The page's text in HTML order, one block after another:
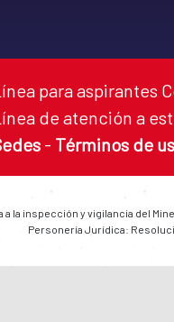
para aspirantes
de atención a
- Términos de
la inspección y vigilancia del
Personería Jurídica: